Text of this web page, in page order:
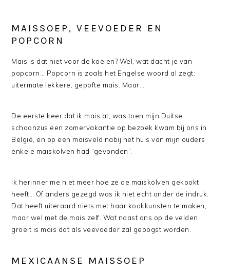
MAISSOEP, VEEVOEDER EN
POPCORN
Mais is dat niet voor de koeien? Wel, wat dacht je van
popcorn… Popcorn is zoals het Engelse woord al zegt:
uitermate lekkere, gepofte mais. Maar…
De eerste keer dat ik mais at, was toen mijn Duitse
schoonzus een zomervakantie op bezoek kwam bij ons in
België, en op een maisveld nabij het huis van mijn ouders
enkele maïskolven had “gevonden”.
Ik herinner me niet meer hoe ze de maïskolven gekookt
heeft… Of anders gezegd was ik niet echt onder de indruk.
Dat heeft uiteraard niets met haar kookkunsten te maken,
maar wel met de mais zelf. Wat naast ons op de velden
groeit is mais dat als veevoeder zal geoogst worden.
MEXICAANSE MAISSOEP